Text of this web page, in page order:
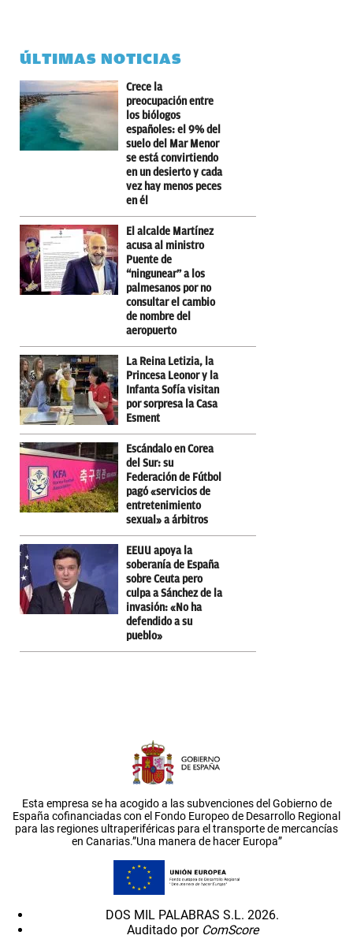
ÚLTIMAS NOTICIAS
Crece la
preocupación entre
los biólogos
españoles: el 9% del
suelo del Mar Menor
se está convirtiendo
en un desierto y cada
vez hay menos peces
en él
El alcalde Martínez
acusa al ministro
Puente de
“ningunear” a los
palmesanos por no
consultar el cambio
de nombre del
aeropuerto
La Reina Letizia, la
Princesa Leonor y la
Infanta Sofía visitan
por sorpresa la Casa
Esment
Escándalo en Corea
del Sur: su
Federación de Fútbol
pagó «servicios de
entretenimiento
sexual» a árbitros
EEUU apoya la
soberanía de España
sobre Ceuta pero
culpa a Sánchez de la
invasión: «No ha
defendido a su
pueblo»
Esta empresa se ha acogido a las subvenciones del Gobierno de
España cofinanciadas con el Fondo Europeo de Desarrollo Regional
para las regiones ultraperiféricas para el transporte de mercancías
en Canarias.”Una manera de hacer Europa”
DOS MIL PALABRAS S.L. 2026.
Auditado por ComScore